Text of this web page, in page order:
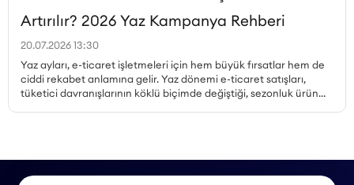
Artırılır? 2026 Yaz Kampanya Rehberi
20.07.2026 13:30
Yaz ayları, e-ticaret işletmeleri için hem büyük fırsatlar hem de
ciddi rekabet anlamına gelir. Yaz dönemi e-ticaret satışları,
tüketici davranışlarının köklü biçimde değiştiği, sezonluk ürün
Haziran, Temmuz ve Ağustos aylarına özel kampanya örnekleri
ve stratejilerle 2026 yaz sezonu için kapsamlı bir rehber